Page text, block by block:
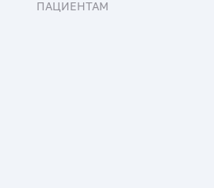
ПАЦИЕНТАМ